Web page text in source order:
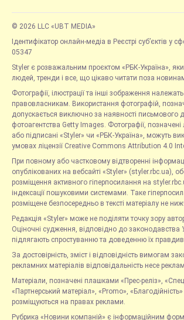
© 2026 LLC «UBT MEDIA»
Ідентифікатор онлайн-медіа в Реєстрі суб’єктів у
05347
Styler є розважальним проєктом «РБК-Україна»,
людей, тренди і все, що цікаво читати поза
Фотографії, ілюстрації та інші зображення належать
правовласникам. Використання фотографій,
допускається виключно за наявності письмового
фотоагентства Getty Images. Фотографії,
або підписані «Styler» чи «РБК-Україна», можуть
умовах ліцензії Creative Commons Attribution 4.0
При повному або частковому відтворенні
опублікованих на вебсайті «Styler» (styler.rbc.ua),
розміщення активного гіперпосилання на
індексації пошуковими системами. Таке
розміщене безпосередньо в тексті матеріалу не
Редакція «Styler» може не поділяти точку зору
Оціночні судження, відповідно до законодавства
підлягають спростуванню та доведенню їх
За достовірність, зміст і відповідність вимогам
рекламних матеріалів відповідальність несе
Матеріали, позначені плашками «Прес-реліз»,
«Партнерський матеріал», «Promo»,
розміщуються на правах реклами.
Рубрика «Новини компаній» є інформаційним